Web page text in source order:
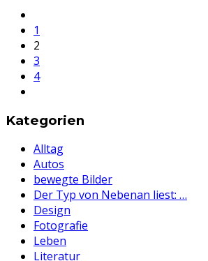
1
2
3
4
Kategorien
Alltag
Autos
bewegte Bilder
Der Typ von Nebenan liest: …
Design
Fotografie
Leben
Literatur